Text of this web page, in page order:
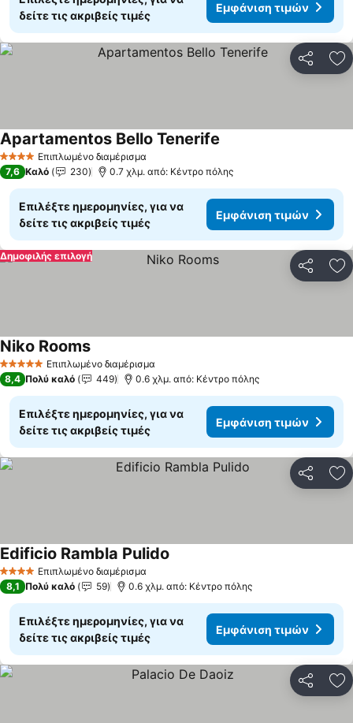
δείτε τις ακριβείς τιμές
Εμφάνιση τιμών
4 ΑστέριαΕπιπλωμένο διαμέρισμα
Apartamentos Bello Tenerife
7,6 Καλό 230 0.7 χλμ. από: Κέντρο πόλης
Επιλέξτε ημερομηνίες, για να
δείτε τις ακριβείς τιμές
Εμφάνιση τιμών
Δημοφιλής επιλογή
5 Αστέρια Επιπλωμένο διαμέρισμα
Niko Rooms
8,4 Πολύ καλό 449 0.6 χλμ. από: Κέντρο πόλης
Επιλέξτε ημερομηνίες, για να
δείτε τις ακριβείς τιμές
Εμφάνιση τιμών
4 ΑστέριαΕπιπλωμένο διαμέρισμα
Edificio Rambla Pulido
8,1 Πολύ καλό 59 0.6 χλμ. από: Κέντρο πόλης
Επιλέξτε ημερομηνίες, για να
δείτε τις ακριβείς τιμές
Εμφάνιση τιμών